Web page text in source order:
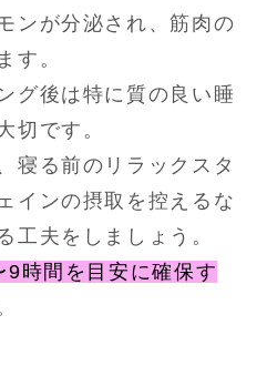
ンが分泌され、筋肉の
す。
グ後は特に質の良い睡
切です。
寝る前のリラックスタ
インの摂取を控えるな
工夫をしましょう。
9時間を目安に確保す